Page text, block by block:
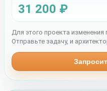
31 200 ₽
Для этого проекта
Отправьте задачу, и